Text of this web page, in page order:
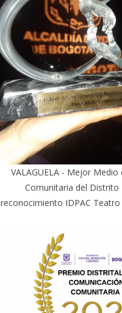
VALAGUELA - Mejor
Comunitaria del Distrito
reconocimiento IDPAC Teatro